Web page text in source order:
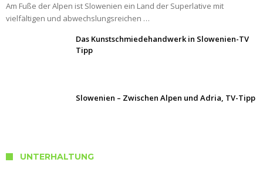
Am Fuße der Alpen ist Slowenien ein Land der Superlative mit
vielfältigen und abwechslungsreichen …
Das Kunstschmiedehandwerk in Slowenien-TV
Tipp
Slowenien – Zwischen Alpen und Adria, TV-Tipp
UNTERHALTUNG